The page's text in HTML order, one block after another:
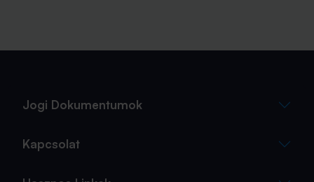
Jogi Dokumentumok
Kapcsolat